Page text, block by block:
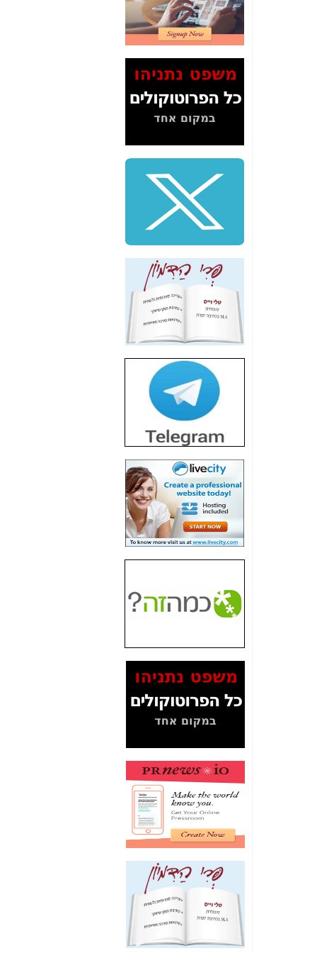
2" על תעלולי השר
משה כחלון -כאן
הסלולר" ואיך מסרסים
את הנתונים לציבור -
כאן
סיכום ביקור בסיליקון
שלמה פילבר (עד
לאחרונה מנכ"ל משרד
התקשורת) - עד
מדינה? הצחקתם
אותי! -
"יש אפליה בחקירה"?
חשיפה: למה השר
משה כחלון לא נחקר
עד היום? -
כאן
הדומה לזו של "תיק
4000" אך בתחום
הסלולר -
חשיפת מה שלא
רוצים שתדעו בעניין
פריסת אנלימיטד
(בניחוח בלתי נסבל) -
כאן
חשיפה: איוב קרא
אישר לקבוצת סלקום
בדיוק מה שביבי אישר
כאן
האם השר איוב קרא
היה צריך בכלל לחתום
על האישור, שנתן
האם ביבי וקרא קבלו
בכלל תמורה עבור
המסמכים בנושא בזק-
Yes (תיק 4000)
לאיש הלא נכון! -כאן
עובדות ומסמכים
תקשורת עזר לקב'
בזק? - כאן
מה מקור ה-Fake
News שהביא לתפירת
תיק לביבי והעלמת
החשודים הנכונים -כאן
אחת הרגליים של "תיק
4000 התפור"
התמוטטה היום
בניצחון (כפול) של בזק
כאן
איך כתבות מפנקות